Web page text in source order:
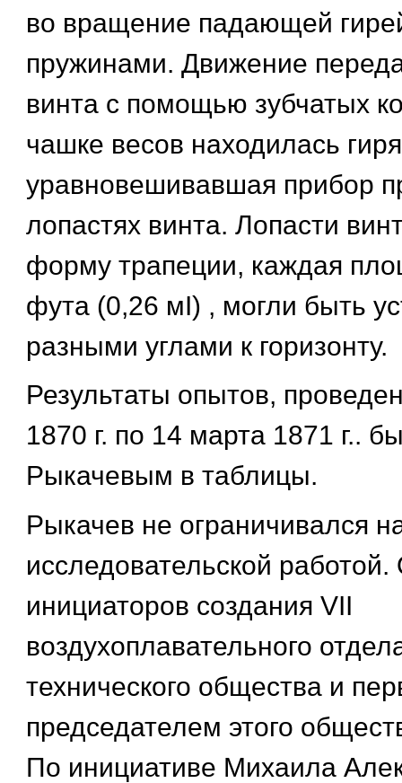
во вращение падающей
пружинами. Движение
винта с помощью зубчатых
чашке весов находилась
уравновешивавшая прибор
лопастях винта. Лопасти
форму трапеции, каждая
фута (0,26 мІ) , могли быть
разными углами к горизонту.
Результаты опытов,
1870 г. по 14 марта 1871 г..
Рыкачевым в таблицы.
Рыкачев не ограничивался
исследовательской
инициаторов создания VII
воздухоплавательного
технического общества и
председателем этого
По инициативе Михаила